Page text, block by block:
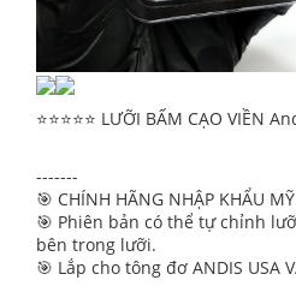
⭐️⭐️⭐️⭐️⭐️ LƯỠI BẤM CẠO VIỀN
-------
🎯 CHÍNH HÃNG NHẬP KHẨU
🎯 Phiên bản có thể tự chỉnh
bên trong lưỡi.
🎯 Lắp cho tông đơ ANDIS USA